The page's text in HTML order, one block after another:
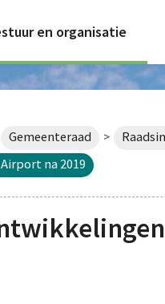
en organisatie
Gemeenteraad >
na 2019